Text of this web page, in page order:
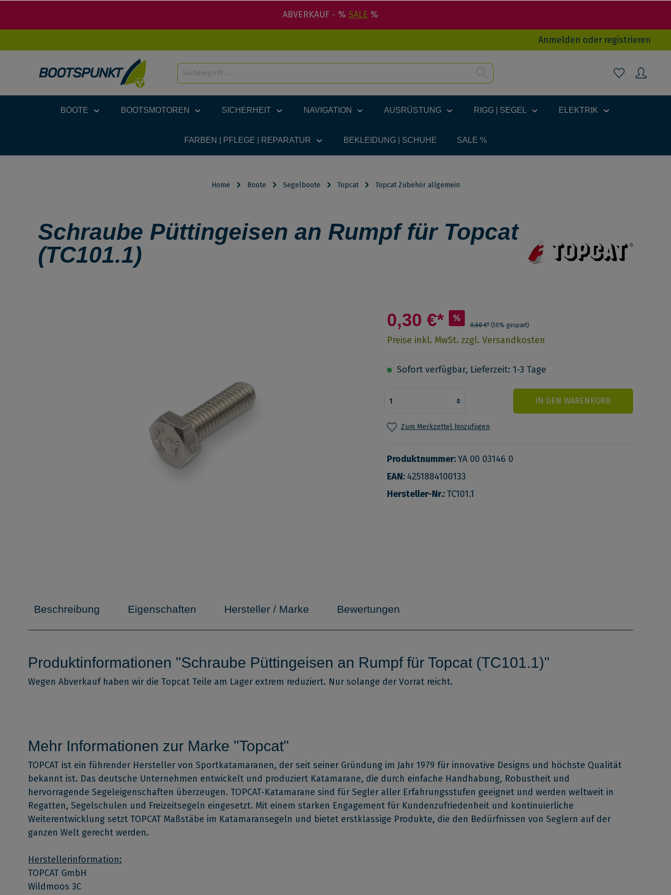
ABVERKAUF - % SALE %
Anmelden oder registrieren
BOOTE BOOTSMOTOREN SICHERHEIT NAVIGATION AUSRÜSTUNG RIGG | SEGEL ELEKTRIK
FARBEN | PFLEGE | REPARATUR BEKLEIDUNG | SCHUHE SALE %
Home Boote Segelboote Topcat Topcat Zubehör allgemein
Schraube Püttingeisen an Rumpf für Topcat
(TC101.1)
0,30 €* %
0,60 €* (50% gespart)
Preise inkl. MwSt. zzgl. Versandkosten
Sofort verfügbar, Lieferzeit: 1-3 Tage
IN DEN WARENKORB
Zum Merkzettel hinzufügen
Produktnummer:YA 00 03146 0
EAN: 4251884100133
Hersteller-Nr.:TC101.1
Beschreibung Eigenschaften Hersteller / Marke Bewertungen
Produktinformationen "Schraube Püttingeisen an Rumpf für Topcat (TC101.1)"
Wegen Abverkauf haben wir die Topcat Teile am Lager extrem reduziert. Nur solange der Vorrat reicht.
Mehr Informationen zur Marke "Topcat"
TOPCAT ist ein führender Hersteller von Sportkatamaranen, der seit seiner Gründung im Jahr 1979 für innovative Designs und höchste Qualität
bekannt ist. Das deutsche Unternehmen entwickelt und produziert Katamarane, die durch einfache Handhabung, Robustheit und
hervorragende Segeleigenschaften überzeugen. TOPCAT-Katamarane sind für Segler aller Erfahrungsstufen geeignet und werden weltweit in
Regatten, Segelschulen und Freizeitsegeln eingesetzt. Mit einem starken Engagement für Kundenzufriedenheit und kontinuierliche
Weiterentwicklung setzt TOPCAT Maßstäbe im Katamaransegeln und bietet erstklassige Produkte, die den Bedürfnissen von Seglern auf der
ganzen Welt gerecht werden.
Herstellerinformation:
TOPCAT GmbH
Wildmoos 3C